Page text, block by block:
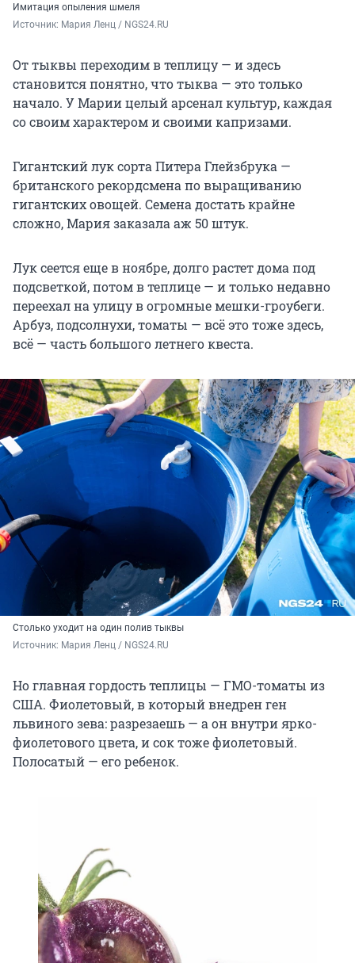
Имитация опыления шмеля
Источник: Мария Ленц / NGS24.RU
От тыквы переходим в теплицу — и здесь
становится понятно, что тыква — это только
начало. У Марии целый арсенал культур, каждая
со своим характером и своими капризами.
Гигантский лук сорта Питера Глейзбрука —
британского рекордсмена по выращиванию
гигантских овощей. Семена достать крайне
сложно, Мария заказала аж 50 штук.
Лук сеется еще в ноябре, долго растет дома под
подсветкой, потом в теплице — и только недавно
переехал на улицу в огромные мешки-гроубеги.
Арбуз, подсолнухи, томаты — всё это тоже здесь,
всё — часть большого летнего квеста.
Столько уходит на один полив тыквы
Источник: Мария Ленц / NGS24.RU
Но главная гордость теплицы — ГМО-томаты из
США. Фиолетовый, в который внедрен ген
львиного зева: разрезаешь — а он внутри ярко-
фиолетового цвета, и сок тоже фиолетовый.
Полосатый — его ребенок.